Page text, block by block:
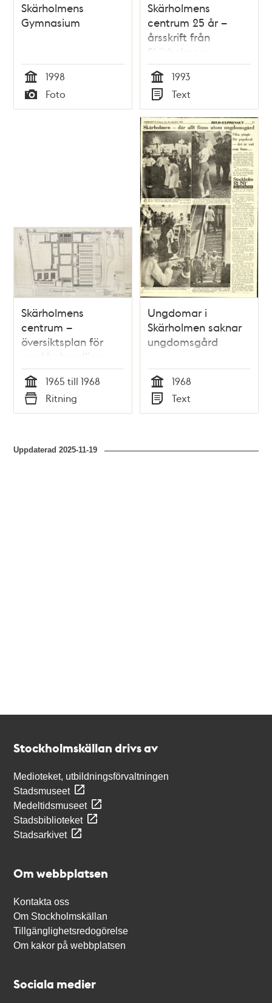
Skärholmens
Gymnasium
Tid
1998
Typ
Foto
Skärholmens
centrum 25 år –
årsskrift från
Skärholmens
hembygdsförening
Tid
1993
Typ
Text
Skärholmens
centrum –
översiktsplan för
markbehandling
(torg och
planteringar m.m.)
Tid
1965 till 1968
Typ
Ritning
Ungdomar i
Skärholmen saknar
ungdomsgård
Tid
1968
Typ
Text
Uppdaterad2025-11-19
Stockholmskällan drivs av
Medioteket, utbildningsförvaltningen
Stadsmuseet
Medeltidsmuseet
Stadsbiblioteket
Stadsarkivet
Om webbplatsen
Kontakta oss
Om Stockholmskällan
Tillgänglighetsredogörelse
Om kakor på webbplatsen
Sociala medier